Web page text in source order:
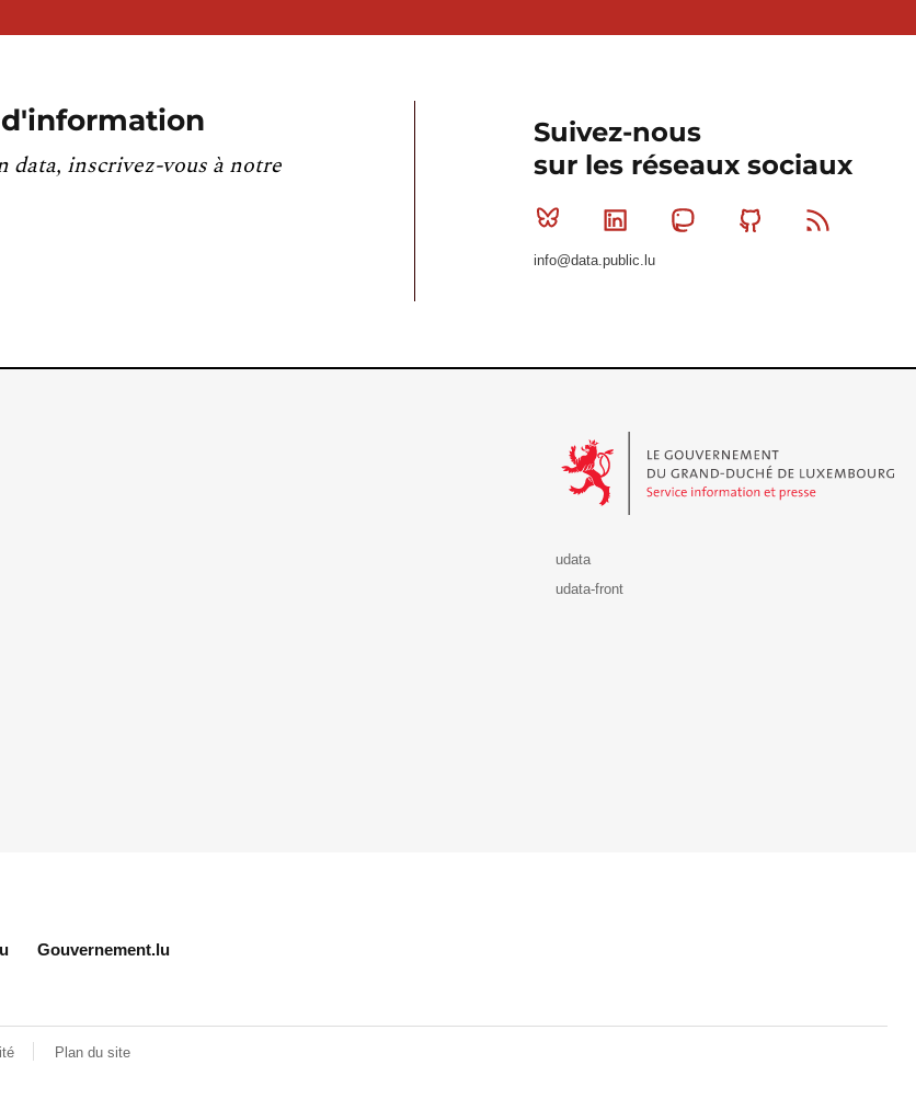
data, inscrivez-vous à notre
Suivez-nous
sur les réseaux sociaux
Bluesky Linkedin MastodonGithub
info@data.public.lu
udata
udata-front
Gouvernement.lu
Plan du site